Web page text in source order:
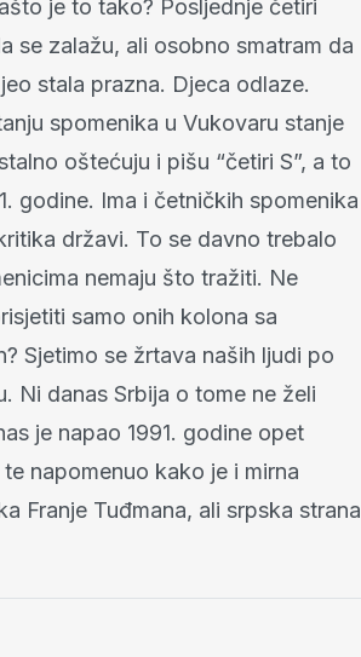
je to tako? Posljednje četiri
se zalažu, ali osobno smatram da
stala prazna. Djeca odlaze.
spomenika u Vukovaru stanje
oštećuju i pišu “četiri S”, a to
godine. Ima i četničkih spomenika
državi. To se davno trebalo
nemaju što tražiti. Ne
samo onih kolona sa
Sjetimo se žrtava naših ljudi po
Ni danas Srbija o tome ne želi
je napao 1991. godine opet
napomenuo kako je i mirna
Franje Tuđmana, ali srpska strana